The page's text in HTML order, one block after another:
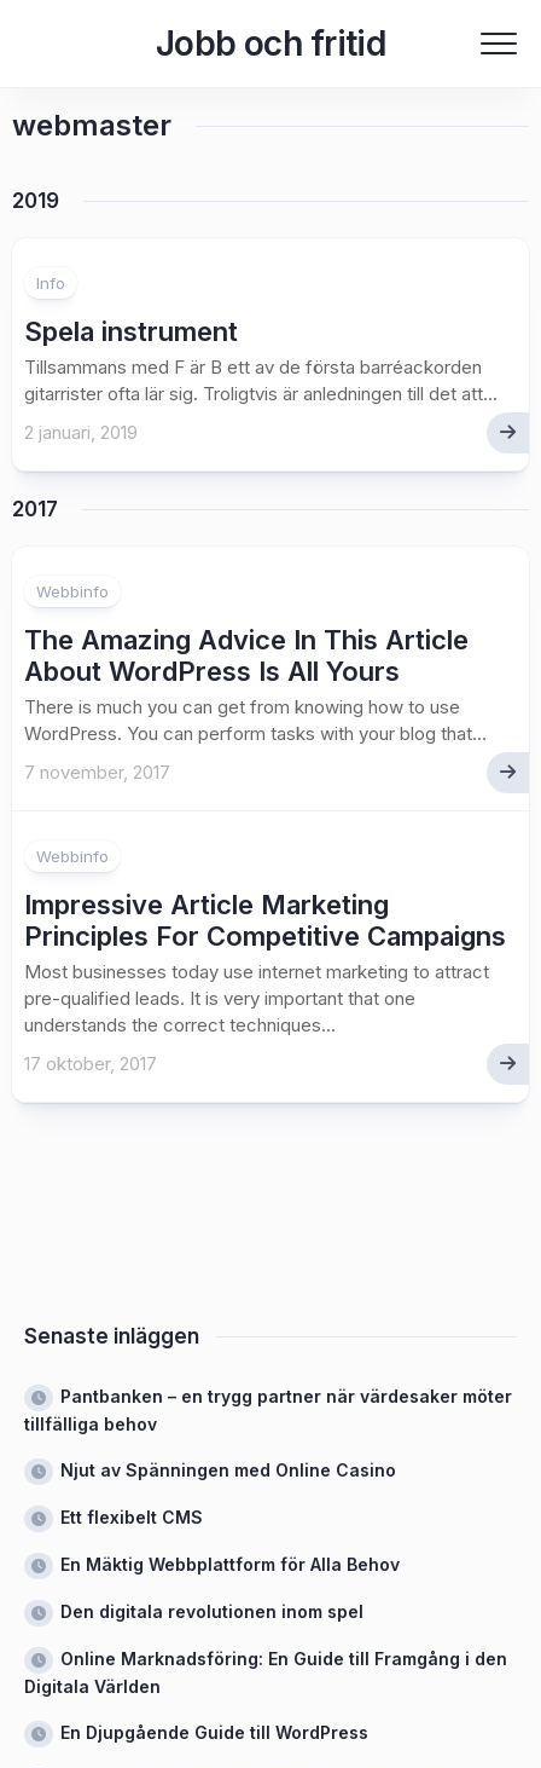
Jobb och fritid
webmaster
2019
Info
Spela instrument
Tillsammans med F är B ett av de första barréackorden
gitarrister ofta lär sig. Troligtvis är anledningen till det att...
2 januari, 2019
2017
Webbinfo
The Amazing Advice In This Article
About WordPress Is All Yours
There is much you can get from knowing how to use
WordPress. You can perform tasks with your blog that...
7 november, 2017
Webbinfo
Impressive Article Marketing
Principles For Competitive Campaigns
Most businesses today use internet marketing to attract
pre-qualified leads. It is very important that one
understands the correct techniques...
17 oktober, 2017
Senaste inläggen
Pantbanken – en trygg partner när värdesaker möter
tillfälliga behov
Njut av Spänningen med Online Casino
Ett flexibelt CMS
En Mäktig Webbplattform för Alla Behov
Den digitala revolutionen inom spel
Online Marknadsföring: En Guide till Framgång i den
Digitala Världen
En Djupgående Guide till WordPress